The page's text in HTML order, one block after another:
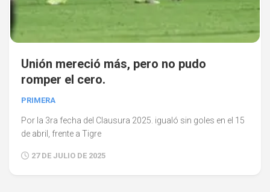
Unión mereció más, pero no pudo
romper el cero.
PRIMERA
Por la 3ra fecha del Clausura 2025. igualó sin goles en el 15
de abril, frente a Tigre
27 DE JULIO DE 2025